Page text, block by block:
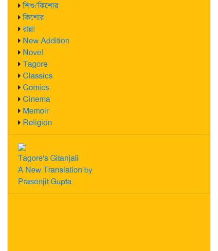
শিশু/কিশোর
কিশোর
রান্না
New Addition
Novel
Tagore
Classics
Comics
Cinema
Memoir
Religion
Tagore's Gitanjali
A New Translation by
Prasenjit Gupta